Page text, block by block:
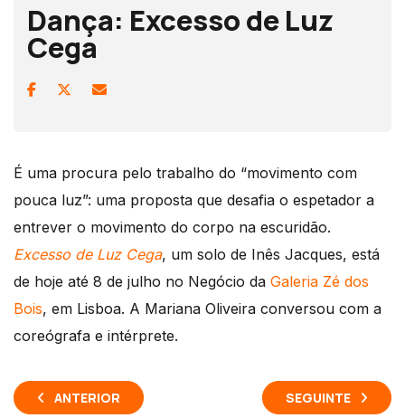
Dança: Excesso de Luz
Cega
É uma procura pelo trabalho do “movimento com
pouca luz”: uma proposta que desafia o espetador a
entrever o movimento do corpo na escuridão.
Excesso de Luz Cega, um solo de Inês Jacques, está
de hoje até 8 de julho no Negócio da Galeria Zé dos
Bois, em Lisboa. A Mariana Oliveira conversou com a
coreógrafa e intérprete.
ANTERIOR SEGUINTE